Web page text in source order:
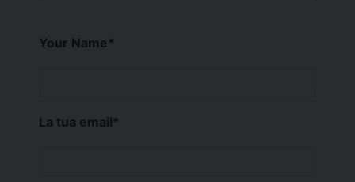
Your Name*
La tua email*